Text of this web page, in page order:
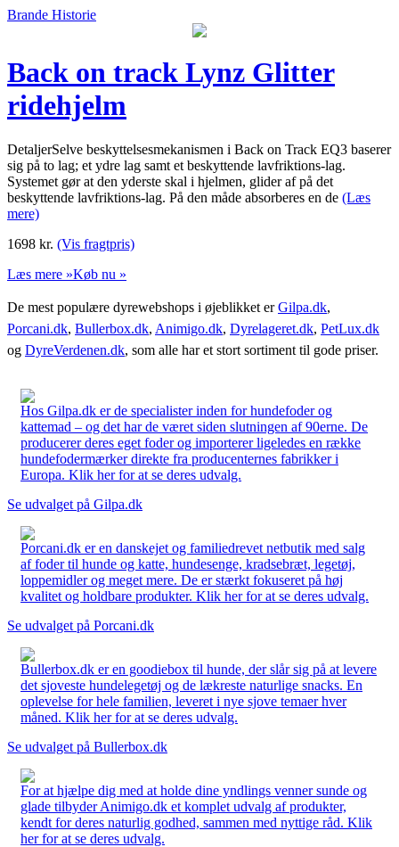
Brande Historie
Back on track Lynz Glitter
ridehjelm
DetaljerSelve beskyttelsesmekanismen i Back on Track EQ3 baserer
sig på to lag; et ydre lag samt et beskyttende lavfriktions-lag.
Systemet gør at den yderste skal i hjelmen, glider af på det
beskyttende lavfriktions-lag. På den måde absorberes en de (Læs
mere)
1698 kr. (Vis fragtpris)
Læs mere »Køb nu »
De mest populære dyrewebshops i øjeblikket erGilpa.dk,
Porcani.dk, Bullerbox.dk, Animigo.dk, Dyrelageret.dk, PetLux.dk
og DyreVerdenen.dk, som alle har et stort sortiment til gode priser.
Hos Gilpa.dk er de specialister inden for hundefoder og
kattemad – og det har de været siden slutningen af 90erne. De
producerer deres eget foder og importerer ligeledes en række
hundefodermærker direkte fra producenternes fabrikker i
Europa. Klik her for at se deres udvalg.
Se udvalget på Gilpa.dk
Porcani.dk er en danskejet og familiedrevet netbutik med salg
af foder til hunde og katte, hundesenge, kradsebræt, legetøj,
loppemidler og meget mere. De er stærkt fokuseret på høj
kvalitet og holdbare produkter. Klik her for at se deres udvalg.
Se udvalget på Porcani.dk
Bullerbox.dk er en goodiebox til hunde, der slår sig på at levere
det sjoveste hundelegetøj og de lækreste naturlige snacks. En
oplevelse for hele familien, leveret i nye sjove temaer hver
måned. Klik her for at se deres udvalg.
Se udvalget på Bullerbox.dk
For at hjælpe dig med at holde dine yndlings venner sunde og
glade tilbyder Animigo.dk et komplet udvalg af produkter,
kendt for deres naturlig godhed, sammen med nyttige råd. Klik
her for at se deres udvalg.